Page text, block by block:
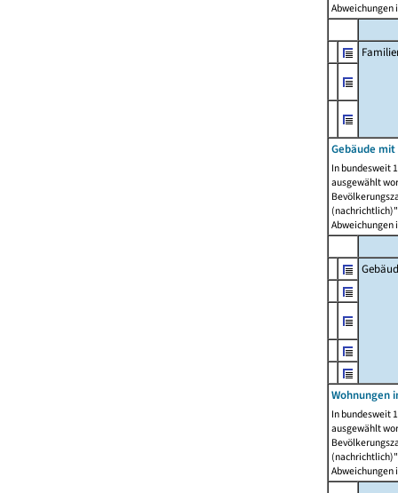
Abweichungen
Gebäude
In bundesweit
ausgewählt
Abweichungen
Wohnungen
In bundesweit
ausgewählt
Abweichungen